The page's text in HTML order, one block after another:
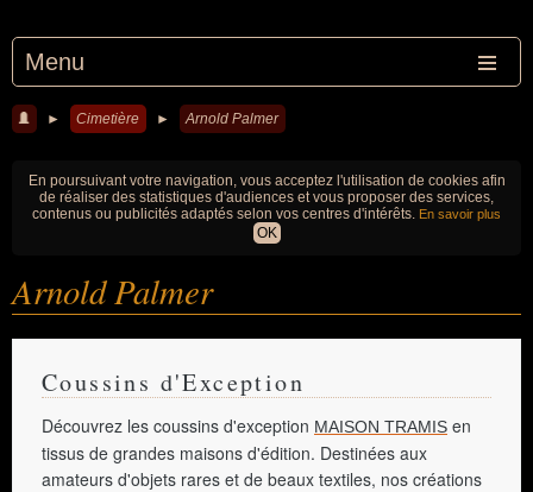
Menu
► Cimetière ► Arnold Palmer
En poursuivant votre navigation, vous acceptez l'utilisation de cookies afin
de réaliser des statistiques d'audiences et vous proposer des services,
contenus ou publicités adaptés selon vos centres d'intérêts. En savoir plus
OK
Arnold Palmer
Coussins d'Exception
Découvrez les coussins d'exception MAISON TRAMIS en
tissus de grandes maisons d'édition. Destinées aux
amateurs d'objets rares et de beaux textiles, nos créations